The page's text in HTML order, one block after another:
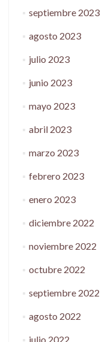
septiembre 2023
agosto 2023
julio 2023
junio 2023
mayo 2023
abril 2023
marzo 2023
febrero 2023
enero 2023
diciembre 2022
noviembre 2022
octubre 2022
septiembre 2022
agosto 2022
julio 2022